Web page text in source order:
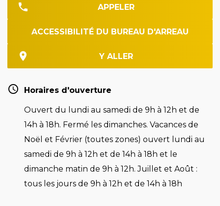
APPELER
ACCESSIBILITÉ DU BUREAU D'ARREAU
Y ALLER
Horaires d'ouverture
Ouvert du lundi au samedi de 9h à 12h et de
14h à 18h. Fermé les dimanches. Vacances de
Noël et Février (toutes zones) ouvert lundi au
samedi de 9h à 12h et de 14h à 18h et le
dimanche matin de 9h à 12h. Juillet et Août :
tous les jours de 9h à 12h et de 14h à 18h